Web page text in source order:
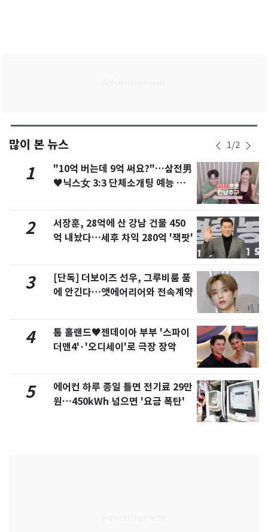
많이 본 뉴스 1/2
1
"10억 버는데 9억 써요?"…삼전男
♥닉스女 3:3 단체소개팅 예능 화
2
서장훈, 28억에 산 강남 건물 450
억 내놨다…세후 차익 280억 '잭팟'
3
[단독] 더보이즈 선우, 그루비룸 품
에 안긴다…앳에어리어와 전속계약
4
톰 홀랜드♥젠데이아 부부 '스파이
더맨4'·'오디세이'로 극장 장악
5
에어컨 하루 종일 틀면 전기료 29만
원…450kWh 넘으면 '요금 폭탄'